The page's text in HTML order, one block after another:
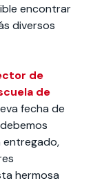
encontrar
diversos
de
de
fecha de
entregado,
hermosa